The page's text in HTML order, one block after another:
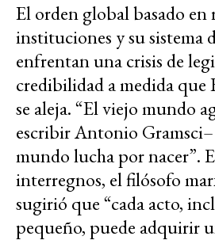
El orden global basado en
instituciones y su sistema
enfrentan una crisis de
credibilidad a medida que
se aleja. “El viejo mundo
escribir Antonio
mundo lucha por nacer”.
interregnos, el filósofo
sugirió que “cada acto,
pequeño, puede adquirir